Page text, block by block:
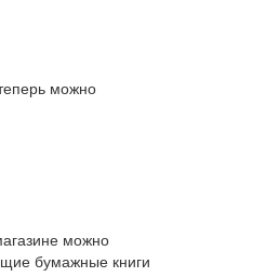
можно
можно
бумажные книги